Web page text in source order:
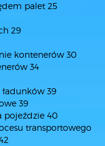
palet 25
29
kontenerów 30
34
39
39
pojeździe 40
transportowego